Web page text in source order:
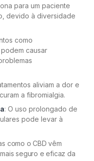
para um paciente
devido à diversidade
como
causar
aliviam a dor e
a fibromialgia.
: O uso prolongado de
pode levar à
como o CBD vêm
seguro e eficaz da